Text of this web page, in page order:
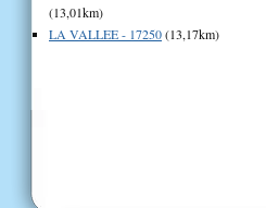
(13,01km)
LA VALLEE - 17250(13,17km)